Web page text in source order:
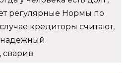
регулярные Нормы по
кредиторы считают,
сварив.